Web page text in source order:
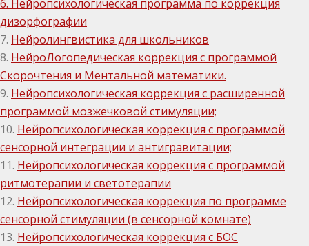
6. Нейропсихологическая программа по коррекция
дизорфографии
7. Нейролингвистика для школьников
8. НейроЛогопедическая коррекция с программой
Скорочтения и Ментальной математики.
9. Нейропсихологическая коррекция с расширенной
программой мозжечковой стимуляции;
10. Нейропсихологическая коррекция с программой
сенсорной интеграции и антигравитации;
11. Нейропсихологическая коррекция с программой
ритмотерапии и светотерапии
12. Нейропсихологическая коррекция по программе
сенсорной стимуляции (в сенсорной комнате)
13. Нейропсихологическая коррекция с БОС